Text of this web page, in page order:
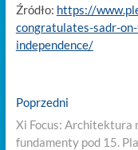
Źródło: https://
congratulates-sadr-
independence/
Nawigacja
wpisu
PoprzedniPrevious
post:
Xi Focus: Architektura
fundamenty pod 15.